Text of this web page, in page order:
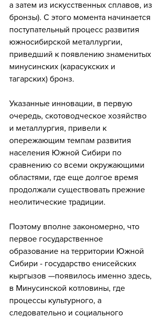
а затем из искусственных сплавов, из
бронзы). С этого момента начинается
поступательный процесс развития
южносибирской металлургии,
приведший к появлению знаменитых
минусинских (карасукских и
тагарских) бронз.
Указанные инновации, в первую
очередь, скотоводческое хозяйство
и металлургия, привели к
опережающим темпам развития
населения Южной Сибири по
сравнению со всеми окружающими
областями, где еще долгое время
продолжали существовать прежние
неолитические традиции.
Поэтому вполне закономерно, что
первое государственное
образование на территории Южной
Сибири - государство енисейских
кыргызов —появилось именно здесь,
в Минусинской котловины, где
процессы культурного, а
следовательно и социального